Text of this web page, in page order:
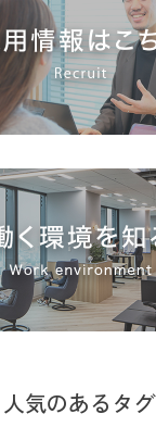
人気のあるタグ